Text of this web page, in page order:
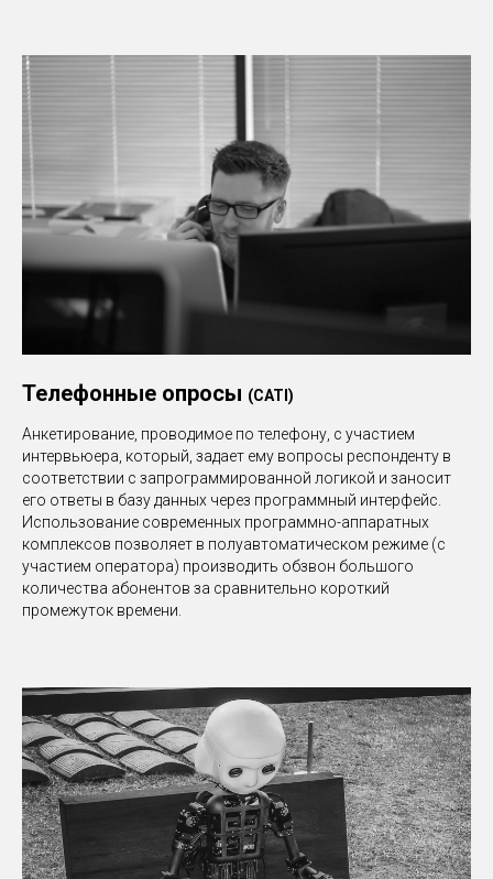
Телефонные опросы (CATI)
Анкетирование, проводимое по телефону, с участием
интервьюера, который, задает ему вопросы респонденту в
соответствии с запрограммированной логикой и заносит
его ответы в базу данных через программный интерфейс.
Использование современных программно-аппаратных
комплексов позволяет в полуавтоматическом режиме (с
участием оператора) производить обзвон большого
количества абонентов за сравнительно короткий
промежуток времени.